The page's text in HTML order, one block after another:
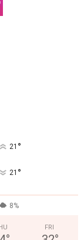
21 °
21 °
8%
FRI